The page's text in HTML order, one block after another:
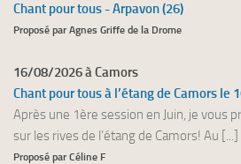
Chant pour tous - Arpavon (26)
Proposé par Agnes Griffe de la Drome
16/08/2026 à Camors
Chant pour tous à l’étang de Camors
Après une 1ère session en Juin, je vous
sur les rives de l’étang de Camors! Au [...]
Proposé par Céline F